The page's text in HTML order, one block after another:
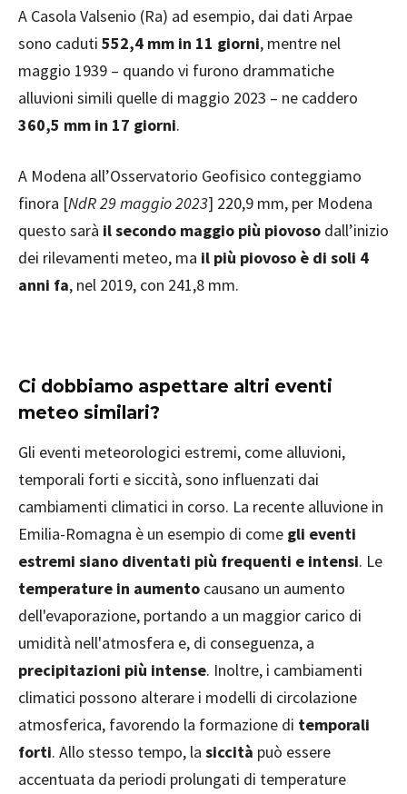
A Casola Valsenio (Ra) ad esempio, dai dati Arpae
sono caduti 552,4 mm in 11 giorni, mentre nel
maggio 1939 – quando vi furono drammatiche
alluvioni simili quelle di maggio 2023 – ne caddero
360,5 mm in 17 giorni.
A Modena all’Osservatorio Geofisico conteggiamo
finora [NdR 29 maggio 2023] 220,9 mm, per Modena
questo sarà il secondo maggio più piovoso dall’inizio
dei rilevamenti meteo, ma il più piovoso è di soli 4
anni fa, nel 2019, con 241,8 mm.
Ci dobbiamo aspettare altri eventi
meteo similari?
Gli eventi meteorologici estremi, come alluvioni,
temporali forti e siccità, sono influenzati dai
cambiamenti climatici in corso. La recente alluvione in
Emilia-Romagna è un esempio di come gli eventi
estremi siano diventati più frequenti e intensi. Le
temperature in aumento causano un aumento
dell'evaporazione, portando a un maggior carico di
umidità nell'atmosfera e, di conseguenza, a
precipitazioni più intense. Inoltre, i cambiamenti
climatici possono alterare i modelli di circolazione
atmosferica, favorendo la formazione di temporali
forti. Allo stesso tempo, la siccità può essere
accentuata da periodi prolungati di temperature